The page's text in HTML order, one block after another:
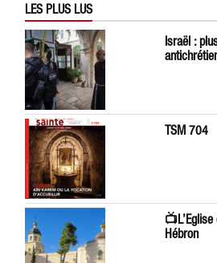
LES PLUS LUS
Israël :
TSM 704
Hébron